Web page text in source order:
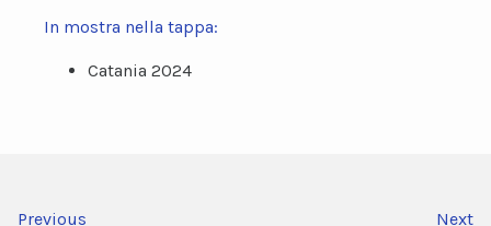
In mostra nella tappa:
Catania 2024
Previous Next